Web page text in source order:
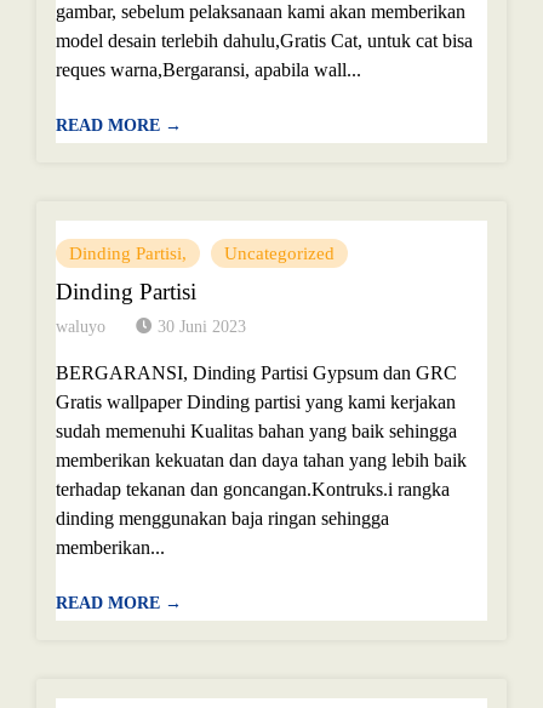
gambar, sebelum pelaksanaan kami akan memberikan
model desain terlebih dahulu,Gratis Cat, untuk cat bisa
reques warna,Bergaransi, apabila wall...
READ MORE →
Dinding Partisi Uncategorized
Dinding Partisi
waluyo 30 Juni 2023
BERGARANSI, Dinding Partisi Gypsum dan GRC
Gratis wallpaper Dinding partisi yang kami kerjakan
sudah memenuhi Kualitas bahan yang baik sehingga
memberikan kekuatan dan daya tahan yang lebih baik
terhadap tekanan dan goncangan.Kontruks.i rangka
dinding menggunakan baja ringan sehingga
memberikan...
READ MORE →